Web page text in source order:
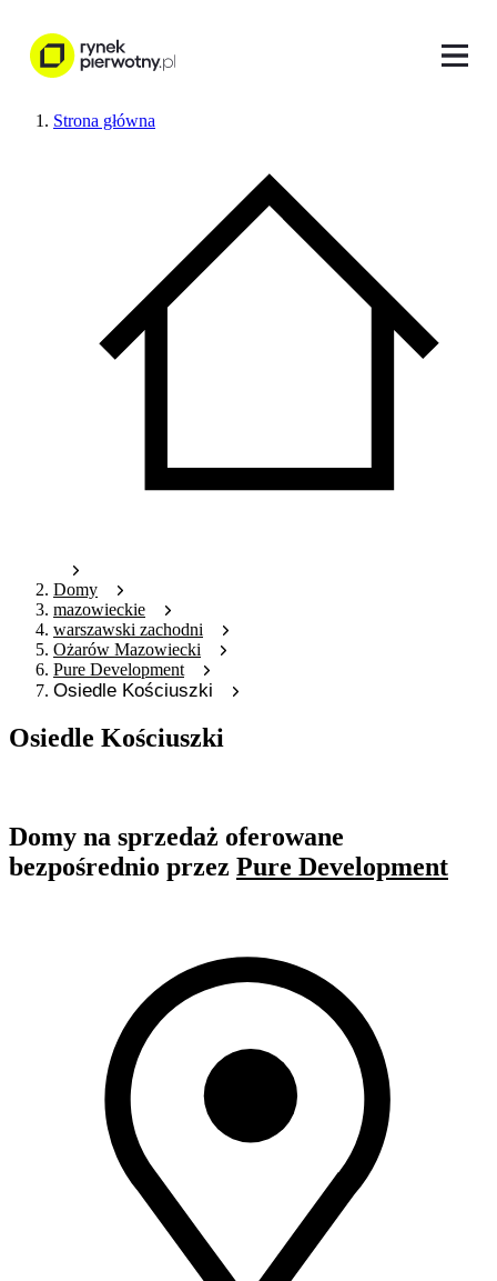
Strona główna
Domy
mazowieckie
warszawski zachodni
Ożarów Mazowiecki
Pure Development
Osiedle Kościuszki
Osiedle Kościuszki
Domy na sprzedaż oferowane
bezpośrednio przez Pure Development